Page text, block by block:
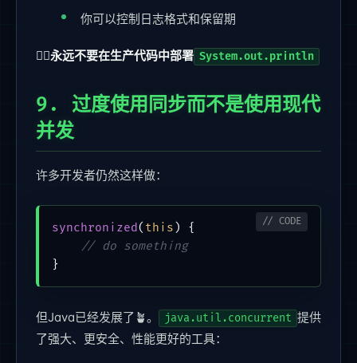
你可以控制日志格式和保留期
🙅‍♂️永远不要在生产代码中部署 System.out.println
9. 过度使用同步而不是使用现代
并发
许多开发者仍然这样做：
synchronized( this ) {
// do something
但Java已经发展了🪴。 java.util.concurrent 提供
了强大、更安全、性能更好的工具：